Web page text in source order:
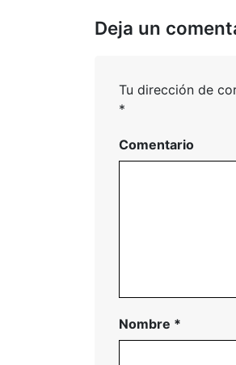
Deja un
Tu dirección de
*
Comentario
Nombre *